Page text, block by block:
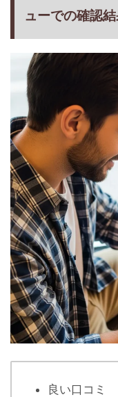
ューでの確認
良い口コミ